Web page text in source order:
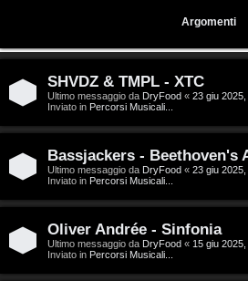
A
r
g
o
m
e
Argomenti
SHVDZ & TMPL - XTC
Ultimo messaggio da DryFood « 23 giu
Inviato in Percorsi Musicali...
Bassjackers - Beethoven's
Ultimo messaggio da DryFood « 23 giu
Inviato in Percorsi Musicali...
Oliver Andrée - Sinfonia
Ultimo messaggio da DryFood « 15 giu
Inviato in Percorsi Musicali...
T
o
p
i
c
A
t